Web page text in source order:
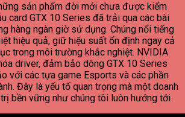
sản phẩm đời mới chưa được kiểm
card GTX 10 Series đã trải qua các bài
hàng ngàn giờ sử dụng. Chúng nổi tiếng
hiệu quả, giữ hiệu suất ổn định ngay cả
trong môi trường khắc nghiệt. NVIDIA
driver, đảm bảo dòng GTX 10 Series
với các tựa game Esports và các phần
Đây là yếu tố quan trọng mà một doanh
bền vững như chúng tôi luôn hướng tới.